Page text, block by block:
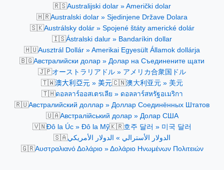
🇷🇸Australijski dolar » Američki dolar
🇭🇷Australski dolar » Sjedinjene Države Dolara
🇸🇰Austrálsky dolár » Spojené štáty americké dolár
🇮🇸Ástralski dalur » Bandaríkin dollar
🇭🇺Ausztrál Dollár » Amerikai Egyesült Államok dollárja
🇧🇬Австралийски долар » Долар на Съединените щати
🇯🇵オーストラリアドル » アメリカ合衆国ドル
🇹🇼澳大利亞元 » 美元🇨🇳澳大利亚元 » 美元
🇹🇭ดอลลาร์ออสเตรเลีย » ดอลลาร์สหรัฐอเมริกา
🇷🇺Австралийский доллар » Доллар Соединённых Штатов
🇺🇦Австралійський долар » Долар США
🇻🇳Đô la Úc » Đô la Mỹ🇰🇷호주 달러 » 미국 달러
🇸🇦الدولار الأسترالي » الدولار الأمريكي
🇬🇷Αυστραλιανό Δολάριο » Δολάριο Ηνωμένων Πολιτειών